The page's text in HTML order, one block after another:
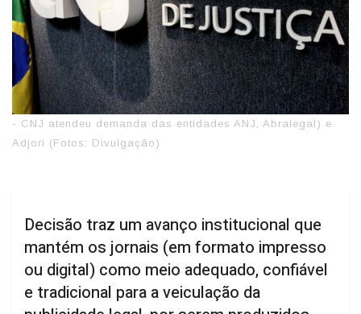
- CNJ atendeu demanda das entidades ANJ, Abralegal) e
Adjori (Fotos: Divulgação)
Decisão traz um avanço institucional que
mantém os jornais (em formato impresso
ou digital) como meio adequado, confiável
e tradicional para a veiculação da